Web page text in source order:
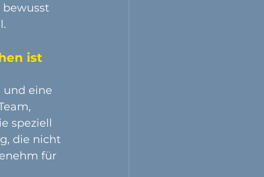
ist
und eine
speziell
die nicht
für